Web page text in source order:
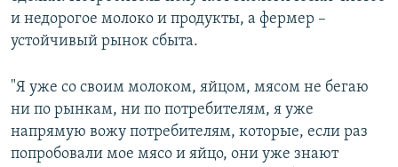
и недорогое молоко и продукты, а фермер –
устойчивый рынок сбыта.
"Я уже со своим молоком, яйцом, мясом не бегаю
ни по рынкам, ни по потребителям, я уже
напрямую вожу потребителям, которые, если раз
попробовали мое мясо и яйцо, они уже знают